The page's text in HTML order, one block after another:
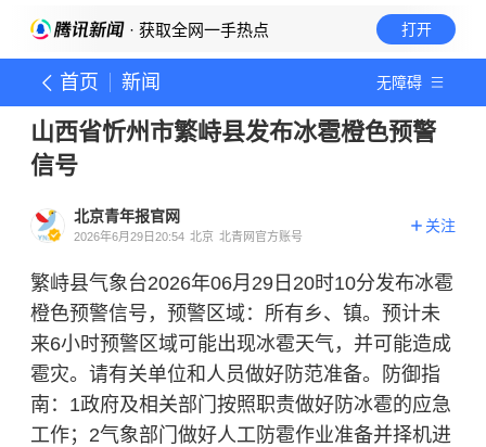
· 获取全网一手热点 打开
首页 新闻 无障碍
山西省忻州市繁峙县发布冰雹橙色预警
信号
北京青年报官网
2026年6月29日20:54 北京 北青网官方账号
关注
繁峙县气象台2026年06月29日20时10分发布冰雹
橙色预警信号，预警区域：所有乡、镇。预计未
来6小时预警区域可能出现冰雹天气，并可能造成
雹灾。请有关单位和人员做好防范准备。防御指
南：1政府及相关部门按照职责做好防冰雹的应急
工作；2气象部门做好人工防雹作业准备并择机进